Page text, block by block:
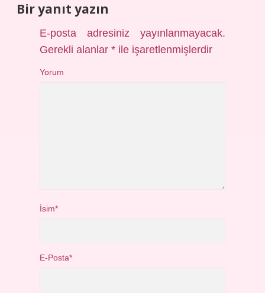
Bir yanıt yazın
E-posta adresiniz yayınlanmayacak.
Gerekli alanlar* ile işaretlenmişlerdir
Yorum
İsim*
E-Posta*